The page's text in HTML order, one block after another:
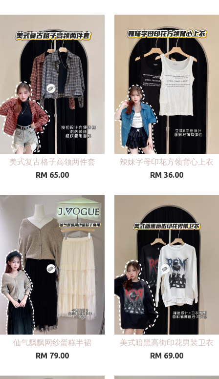
美式复古格子高领两件套
RM 65.00
辣妹字母印花方领背心上衣
RM 36.00
仙气飘飘网纱蛋糕半裙
RM 79.00
美式暗黑高街印花男装卫衣
RM 69.00